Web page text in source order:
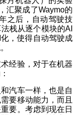
汇聚成了Waymo的
之后，自动驾驶技
栈从逐个模块的AI
，使得自动驾驶成
经验，对于在机器
汽车一样，也是自
要移动能力，而且
要。考虑到现在日